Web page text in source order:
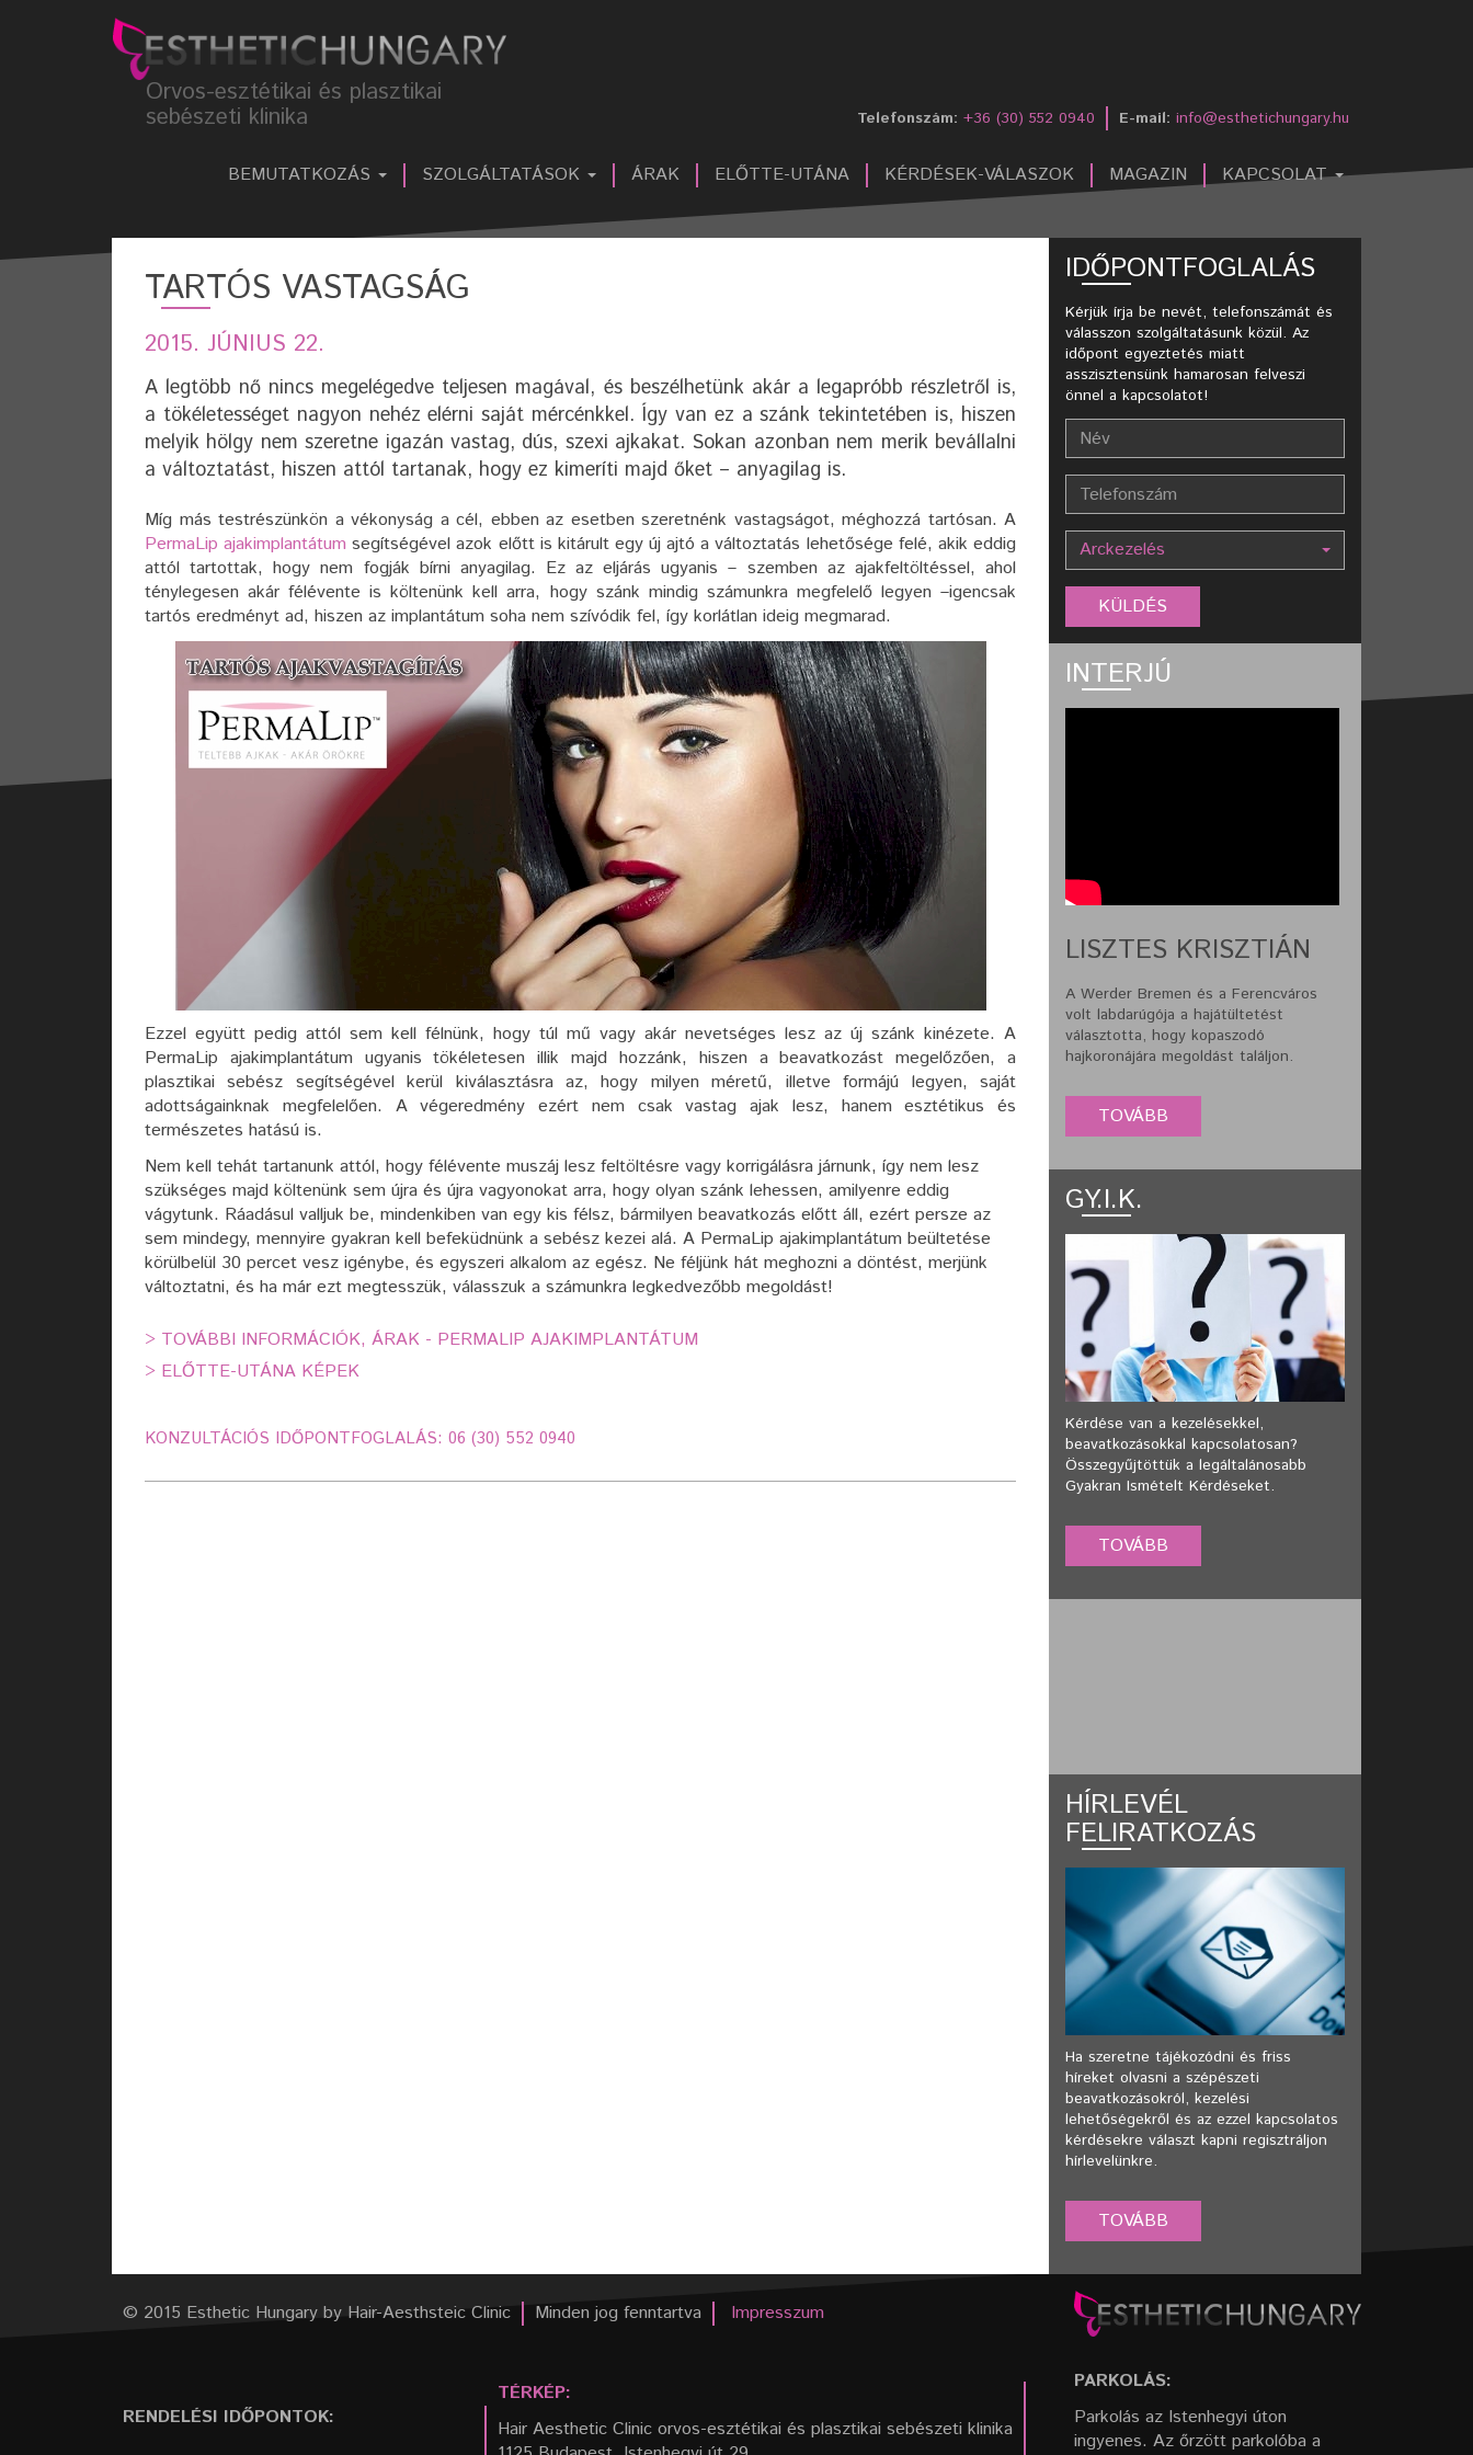
Orvos-esztétikai és plasztikai
sebészeti klinika Telefonszám: +36 (30) 552 0940 E-mail: info@esthetichungary.hu
BEMUTATKOZÁS SZOLGÁLTATÁSOK ÁRAK ELŐTTE-UTÁNA KÉRDÉSEK-VÁLASZOK MAGAZIN KAPCSOLAT
TARTÓS VASTAGSÁG
2015. JÚNIUS 22.
A legtöbb nő nincs megelégedve teljesen magával, és beszélhetünk akár a legapróbb részletről is,
a tökéletességet nagyon nehéz elérni saját mércénkkel. Így van ez a szánk tekintetében is, hiszen
melyik hölgy nem szeretne igazán vastag, dús, szexi ajkakat. Sokan azonban nem merik bevállalni
a változtatást, hiszen attól tartanak, hogy ez kimeríti majd őket – anyagilag is.
Míg más testrészünkön a vékonyság a cél, ebben az esetben szeretnénk vastagságot, méghozzá tartósan. A
PermaLip ajakimplantátum segítségével azok előtt is kitárult egy új ajtó a változtatás lehetősége felé, akik eddig
attól tartottak, hogy nem fogják bírni anyagilag. Ez az eljárás ugyanis – szemben az ajakfeltöltéssel, ahol
ténylegesen akár félévente is költenünk kell arra, hogy szánk mindig számunkra megfelelő legyen –igencsak
tartós eredményt ad, hiszen az implantátum soha nem szívódik fel, így korlátlan ideig megmarad.
Ezzel együtt pedig attól sem kell félnünk, hogy túl mű vagy akár nevetséges lesz az új szánk kinézete. A
PermaLip ajakimplantátum ugyanis tökéletesen illik majd hozzánk, hiszen a beavatkozást megelőzően, a
plasztikai sebész segítségével kerül kiválasztásra az, hogy milyen méretű, illetve formájú legyen, saját
adottságainknak megfelelően. A végeredmény ezért nem csak vastag ajak lesz, hanem esztétikus és
természetes hatású is.
Nem kell tehát tartanunk attól, hogy félévente muszáj lesz feltöltésre vagy korrigálásra járnunk, így nem lesz
szükséges majd költenünk sem újra és újra vagyonokat arra, hogy olyan szánk lehessen, amilyenre eddig
vágytunk. Ráadásul valljuk be, mindenkiben van egy kis félsz, bármilyen beavatkozás előtt áll, ezért persze az
sem mindegy, mennyire gyakran kell befeküdnünk a sebész kezei alá. A PermaLip ajakimplantátum beültetése
körülbelül 30 percet vesz igénybe, és egyszeri alkalom az egész. Ne féljünk hát meghozni a döntést, merjünk
változtatni, és ha már ezt megtesszük, válasszuk a számunkra legkedvezőbb megoldást!
> TOVÁBBI INFORMÁCIÓK, ÁRAK - PERMALIP AJAKIMPLANTÁTUM
> ELŐTTE-UTÁNA KÉPEK
KONZULTÁCIÓS IDŐPONTFOGLALÁS: 06 (30) 552 0940
IDŐPONTFOGLALÁS
Kérjük írja be nevét, telefonszámát és
válasszon szolgáltatásunk közül. Az
időpont egyeztetés miatt
asszisztensünk hamarosan felveszi
önnel a kapcsolatot!
Arckezelés
INTERJÚ
LISZTES KRISZTIÁN
A Werder Bremen és a Ferencváros
volt labdarúgója a hajátültetést
választotta, hogy kopaszodó
hajkoronájára megoldást találjon.
GY.I.K.
Kérdése van a kezelésekkel,
beavatkozásokkal kapcsolatosan?
Összegyűjtöttük a legáltalánosabb
Gyakran Ismételt Kérdéseket.
HÍRLEVÉL
FELIRATKOZÁS
Ha szeretne tájékozódni és friss
híreket olvasni a szépészeti
beavatkozásokról, kezelési
lehetőségekről és az ezzel kapcsolatos
kérdésekre választ kapni regisztráljon
hírlevelünkre.
© 2015 Esthetic Hungary by Hair-Aesthsteic Clinic Minden jog fenntartva Impresszum
RENDELÉSI IDŐPONTOK:
TÉRKÉP:
Hair Aesthetic Clinic orvos-esztétikai és plasztikai sebészeti klinika
PARKOLÁS:
Parkolás az Istenhegyi úton
ingyenes. Az őrzött parkolóba a